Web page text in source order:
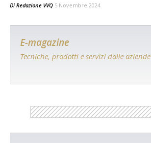
Di Redazione VVQ 5 Novembre 2024
E-magazine
Tecniche, prodotti e servizi dalle aziende